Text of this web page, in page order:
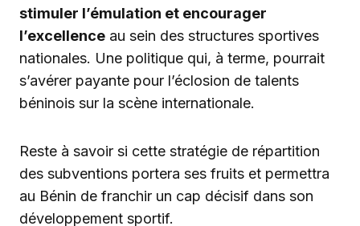
stimuler l’émulation et encourager
l’excellence au sein des structures sportives
nationales. Une politique qui, à terme, pourrait
s’avérer payante pour l’éclosion de talents
béninois sur la scène internationale.
Reste à savoir si cette stratégie de répartition
des subventions portera ses fruits et permettra
au Bénin de franchir un cap décisif dans son
développement sportif.